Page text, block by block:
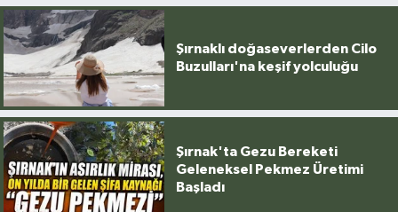
Şırnaklı doğaseverlerden Cilo
Buzulları'na keşif yolculuğu
Şırnak'ta Gezu Bereketi
Geleneksel Pekmez Üretimi
Başladı